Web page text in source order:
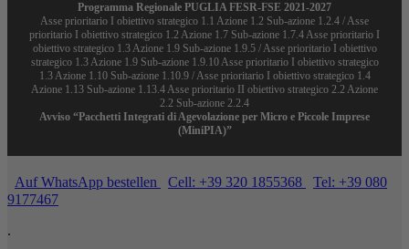
Programma Regionale PUGLIA FESR-FSE 2021-2027
Asse prioritario I obiettivo strategico 1.1 Azione 1.2 Sub-azione 1.2.4 / Asse
prioritario I obiettivo strategico 1.2 Azione 1.7 Sub-azione 1.7.4 Asse prioritario I
obiettivo strategico 1.3 Azione 1.9 Sub-azione 1.9.5 / Asse prioritario I obiettivo
strategico 1.3 Azione 1.9 Sub-azione 1.9.10 Asse prioritario I obiettivo strategico
1.3 Azione 1.10 Sub-azione 1.10.9 / Asse prioritario I obiettivo strategico 1.4
Azione 1.13 Sub-azione 1.13.4 Asse prioritario II obiettivo strategico 2.2 Azione
2.2 Sub-azione 2.2.4
Avviso “Pacchetti Integrati di Agevolazione per Micro e Piccole Imprese
(MiniPIA)”
Auf WhatsApp bestellen Cell: +39 320 1855368
Tel: +39 080
9177467
.